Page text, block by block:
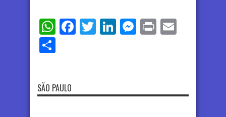
WhatsApp
Facebook
TwitterLinkedIn
Messenger
Print
SÃO PAULO